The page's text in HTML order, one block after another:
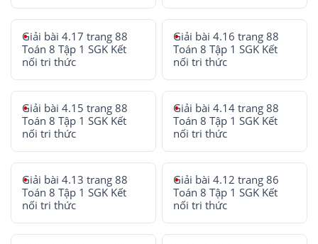
Giải bài 4.17 trang 88
Toán 8 Tập 1 SGK Kết
nối tri thức
Giải bài 4.16 trang 88
Toán 8 Tập 1 SGK Kết
nối tri thức
Giải bài 4.15 trang 88
Toán 8 Tập 1 SGK Kết
nối tri thức
Giải bài 4.14 trang 88
Toán 8 Tập 1 SGK Kết
nối tri thức
Giải bài 4.13 trang 88
Toán 8 Tập 1 SGK Kết
nối tri thức
Giải bài 4.12 trang 86
Toán 8 Tập 1 SGK Kết
nối tri thức